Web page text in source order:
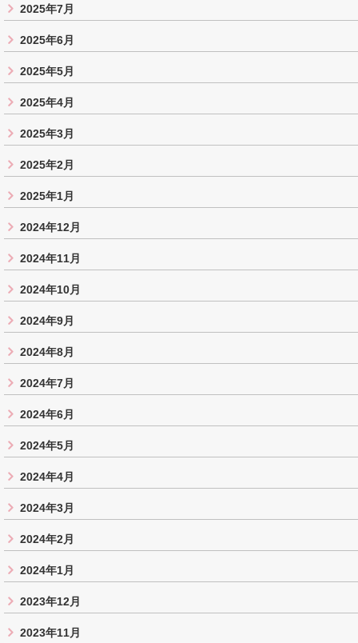
2025年7月
2025年6月
2025年5月
2025年4月
2025年3月
2025年2月
2025年1月
2024年12月
2024年11月
2024年10月
2024年9月
2024年8月
2024年7月
2024年6月
2024年5月
2024年4月
2024年3月
2024年2月
2024年1月
2023年12月
2023年11月